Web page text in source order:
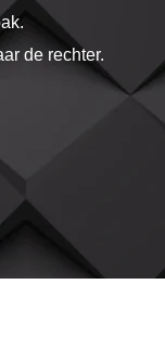
de rechter.